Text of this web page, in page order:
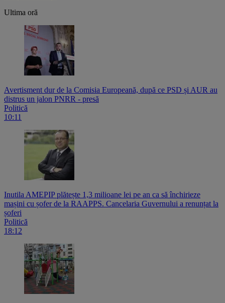
Ultima oră
Avertisment dur de la Comisia Europeană, după ce PSD și AUR au
distrus un jalon PNRR - presă
Politică
10:11
Inutila AMEPIP plătește 1,3 milioane lei pe an ca să închirieze
mașini cu șofer de la RAAPPS. Cancelaria Guvernului a renunțat la
șoferi
Politică
18:12